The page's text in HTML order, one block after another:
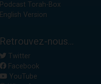
Podcast Torah-Box
English Version
Retrouvez-nous...
Twitter
Facebook
YouTube